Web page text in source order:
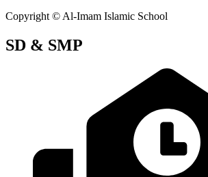
Copyright © Al-Imam Islamic School
SD & SMP